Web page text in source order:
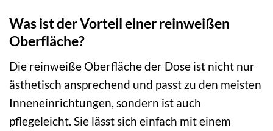
Was ist der Vorteil einer reinweißen
Oberfläche?
Die reinweiße Oberfläche der Dose ist nicht nur
ästhetisch ansprechend und passt zu den meisten
Inneneinrichtungen, sondern ist auch
pflegeleicht. Sie lässt sich einfach mit einem